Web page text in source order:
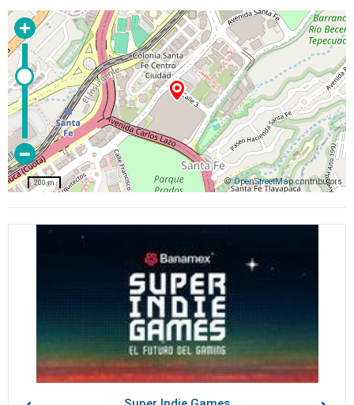
©OpenStreetMapcontributors
200 m